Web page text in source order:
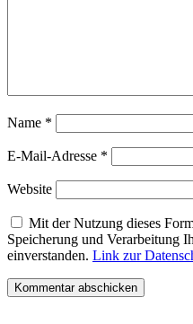
Name *
E-Mail-Adresse *
Website
Mit der Nutzung dieses
Speicherung und Verarbeitung
einverstanden. Link zur